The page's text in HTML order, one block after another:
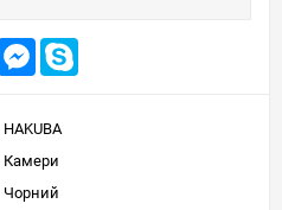
Messenger
HAKUBA
Камери
Чорний